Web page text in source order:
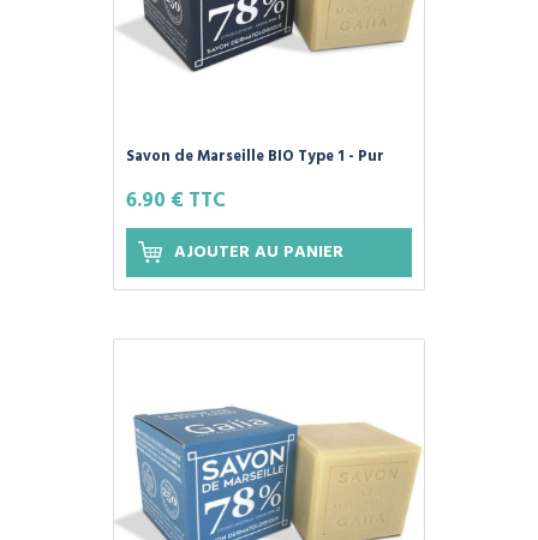
Savon de Marseille BIO Type 1 - Pur
6.90 € TTC
AJOUTER AU PANIER